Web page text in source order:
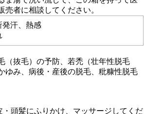
売者に相談してください。
発汗、熱感
（抜毛）の予防、若禿（壮年性脱毛
ゆみ、病後・産後の脱毛、粃糠性脱毛
・頭髪にふりかけ、マッサージしてくだ